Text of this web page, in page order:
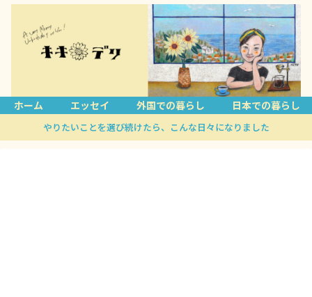
ホーム エッセイ 外国での暮らし 日本での暮らし
やりたいことを選び続けたら、こんな日々になりました